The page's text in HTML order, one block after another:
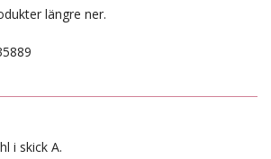
längre ner.
i skick A.